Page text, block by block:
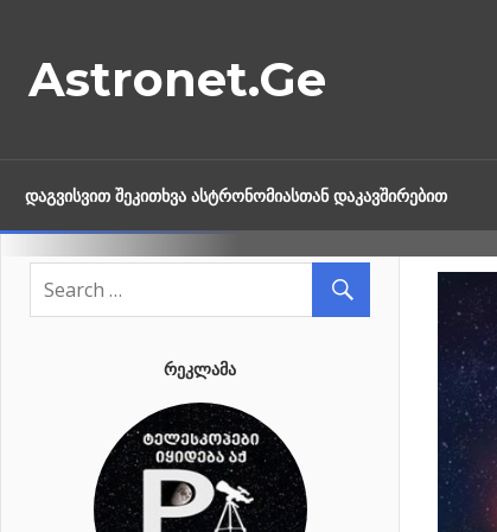
content
Astronet.Ge
ᲓᲐᲒᲕᲘᲡᲕᲘᲗ ᲨᲔᲙᲘᲗᲮᲕᲐ ᲐᲡᲢᲠᲝᲜᲝᲛᲘᲐᲡᲗᲐᲜ ᲓᲐᲙᲐᲕᲨᲘᲠᲔᲑᲘᲗ
ᲠᲔᲙᲚᲐᲛᲐ